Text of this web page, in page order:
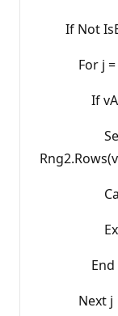
If Not
For j = 1
If
Set
Call
Exit
End
Next j